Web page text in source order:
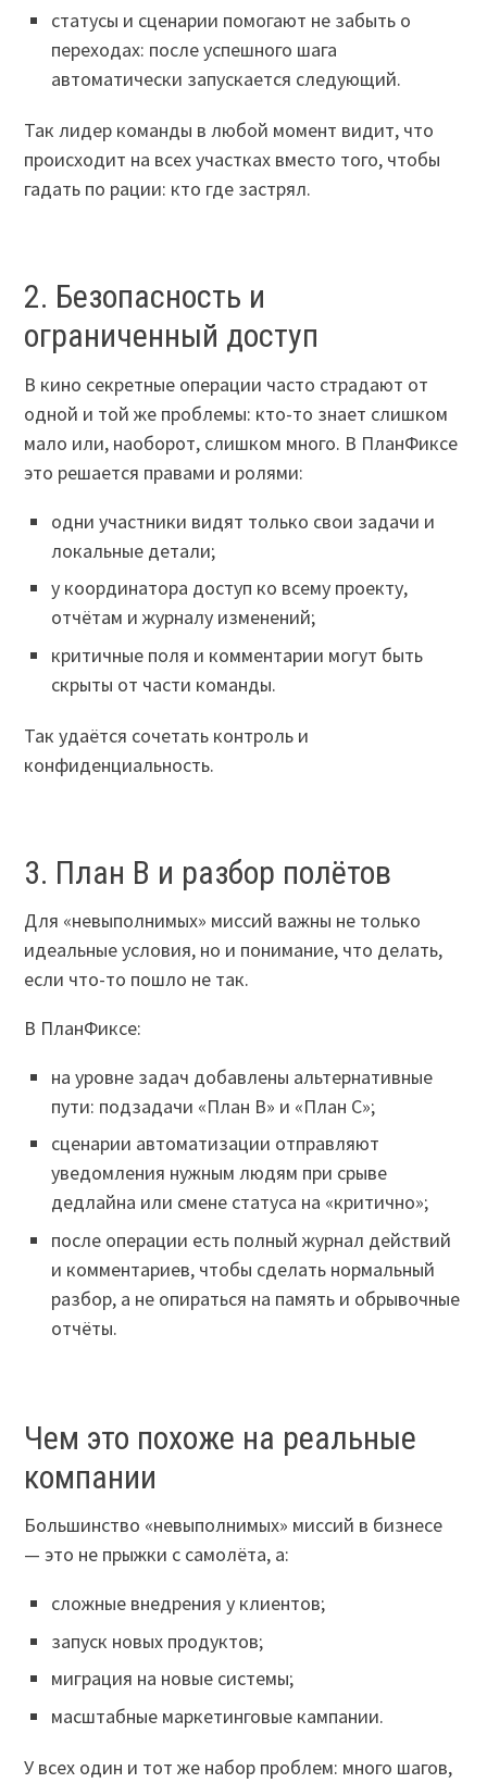
статусы и сценарии помогают не забыть о
переходах: после успешного шага
автоматически запускается следующий.
Так лидер команды в любой момент видит, что
происходит на всех участках вместо того, чтобы
гадать по рации: кто где застрял.
2. Безопасность и
ограниченный доступ
В кино секретные операции часто страдают от
одной и той же проблемы: кто-то знает слишком
мало или, наоборот, слишком много. В ПланФиксе
это решается правами и ролями:
одни участники видят только свои задачи и
локальные детали;
у координатора доступ ко всему проекту,
отчётам и журналу изменений;
критичные поля и комментарии могут быть
скрыты от части команды.
Так удаётся сочетать контроль и
конфиденциальность.
3. План B и разбор полётов
Для «невыполнимых» миссий важны не только
идеальные условия, но и понимание, что делать,
если что-то пошло не так.
В ПланФиксе:
на уровне задач добавлены альтернативные
пути: подзадачи «План B» и «План C»;
сценарии автоматизации отправляют
уведомления нужным людям при срыве
дедлайна или смене статуса на «критично»;
после операции есть полный журнал действий
и комментариев, чтобы сделать нормальный
разбор, а не опираться на память и обрывочные
отчёты.
Чем это похоже на реальные
компании
Большинство «невыполнимых» миссий в бизнесе
— это не прыжки с самолёта, а:
сложные внедрения у клиентов;
запуск новых продуктов;
миграция на новые системы;
масштабные маркетинговые кампании.
У всех один и тот же набор проблем: много шагов,